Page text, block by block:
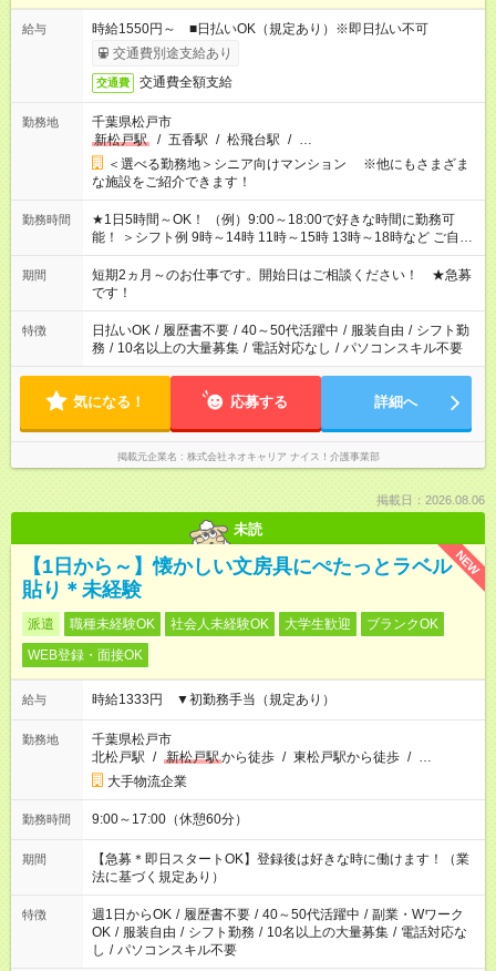
給与
時給1550円～ ■日払いOK（規定あり）※即日払い不可
交通費別途支給あり
交通費 交通費全額支給
勤務地
千葉県松戸市
新松戸駅
/ 五香駅 / 松飛台駅 / …
＜選べる勤務地＞シニア向けマンション ※他にもさまざま
な施設をご紹介できます！
勤務時間
★1日5時間～OK！ （例）9:00～18:00で好きな時間に勤務可
能！ ＞シフト例 9時～14時 11時～15時 13時～18時など ご自身
のご都合に合わせて勤務時間をご相談ください！ ★家庭の都合
でお休みや時間の調整が必要な場合も遠慮なくご相談くださ
い。
期間
短期2ヵ月～のお仕事です。開始日はご相談ください！ ★急募
です！
特徴 日払いOK / 履歴書不要 / 40～50代活躍中 / 服装自由 / シフト勤
務 / 10名以上の大量募集 / 電話対応なし / パソコンスキル不要
気になる！ 応募する 詳細へ
掲載元企業名 株式会社ネオキャリア ナイス！介護事業部
掲載日：2026.08.06
未読
NEW
【1日から～】懐かしい文房具にぺたっとラベル
貼り＊未経験
派遣 職種未経験OK 社会人未経験OK 大学生歓迎
ブランクOK
WEB登録・面接OK
給与 時給1333円 ▼初勤務手当（規定あり）
勤務地
千葉県松戸市
北松戸駅 / 新松戸駅から徒歩 / 東松戸駅から徒歩 / …
大手物流企業
勤務時間 9:00～17:00（休憩60分）
期間
【急募＊即日スタートOK】登録後は好きな時に働けます！（業
法に基づく規定あり）
特徴 週1日からOK / 履歴書不要 / 40～50代活躍中 / 副業・Wワーク
OK / 服装自由 / シフト勤務 / 10名以上の大量募集 / 電話対応な
し / パソコンスキル不要